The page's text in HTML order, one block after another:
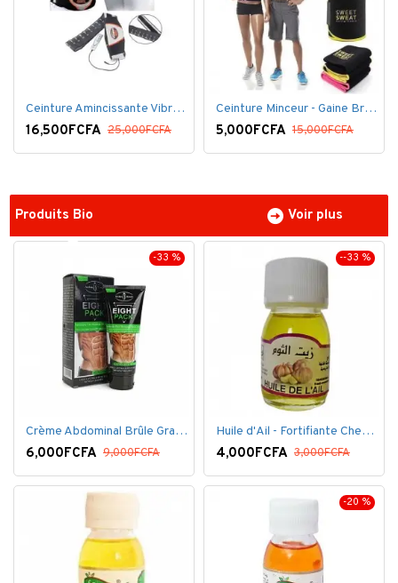
Ceinture Amincissante Vibro - Noir
16,500FCFA 25,000FCFA
Ceinture Minceur - Gaine Brûlante - Ventre plat
5,000FCFA 15,000FCFA
Produits Bio Voir plus
-33 %
Crème Abdominal Brûle Graisse - Effet Rapide - 170grs
6,000FCFA 9,000FCFA
--33 %
Huile d'Ail - Fortifiante Cheveux
4,000FCFA 3,000FCFA
-20 %